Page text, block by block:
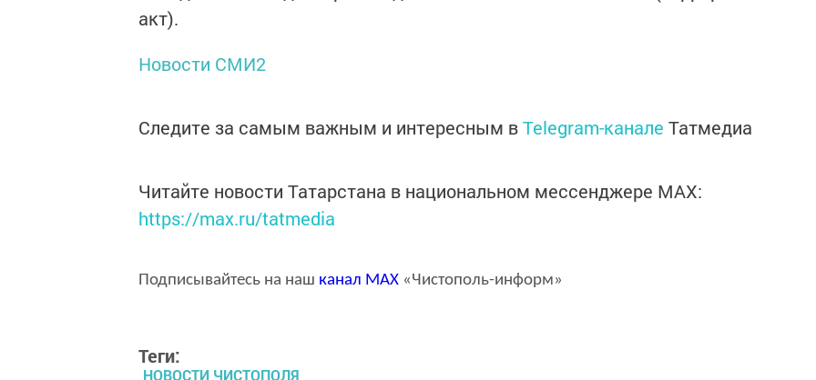
акт).
Новости СМИ2
Следите за самым важным и интересным вTelegram-канале Татмедиа
Читайте новости Татарстана в национальном мессенджере MАХ:
https://max.ru/tatmedia
Подписывайтесь на наш канал MAX «Чистополь-информ»
Теги:
НОВОСТИ ЧИСТОПОЛЯ